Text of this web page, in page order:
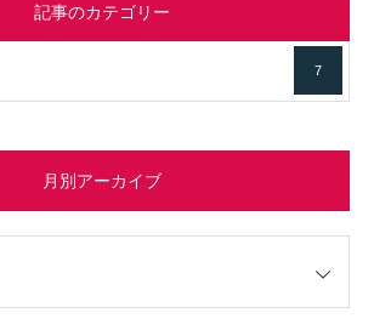
記事のカテゴリー
7
月別アーカイブ